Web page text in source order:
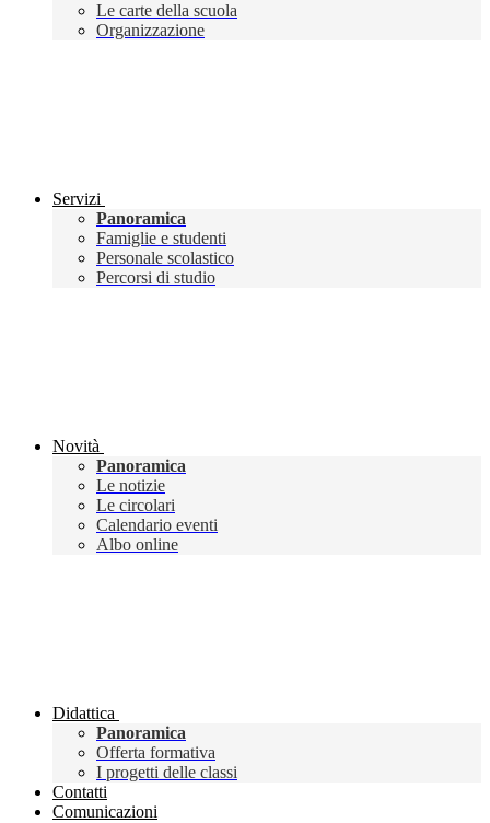
Le carte della scuola
Organizzazione
Servizi
Panoramica
Famiglie e studenti
Personale scolastico
Percorsi di studio
Novità
Panoramica
Le notizie
Le circolari
Calendario eventi
Albo online
Didattica
Panoramica
Offerta formativa
I progetti delle classi
Contatti
Comunicazioni